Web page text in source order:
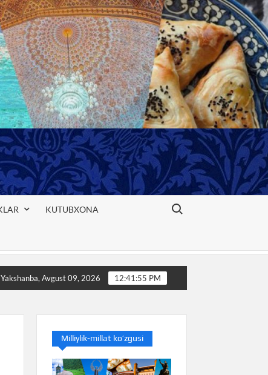
KUTUBXONA
Search for:
nimani anglatishini bilasizmi
Yakshanba, Avgust 09, 2026 12:41:56 PM
Milliylik-millat ko’zgusi